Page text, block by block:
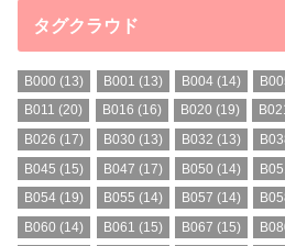
タグクラウド
B000 (13) B001 (13) B004(14)
B011 (20) B016 (16) B020 (19)
B026 (17) B030 (13) B032 (13)
B045 (15) B047 (17) B050 (14)
B054 (19) B055 (14) B057 (14)
B060 (14) B061 (15) B067 (15)